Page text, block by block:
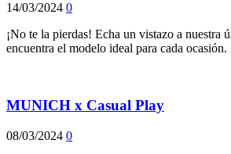
14/03/2024 0
¡No te la pierdas! Echa un vistazo a nuestra
encuentra el modelo ideal para cada ocasión.
MUNICH x Casual Play
08/03/2024 0